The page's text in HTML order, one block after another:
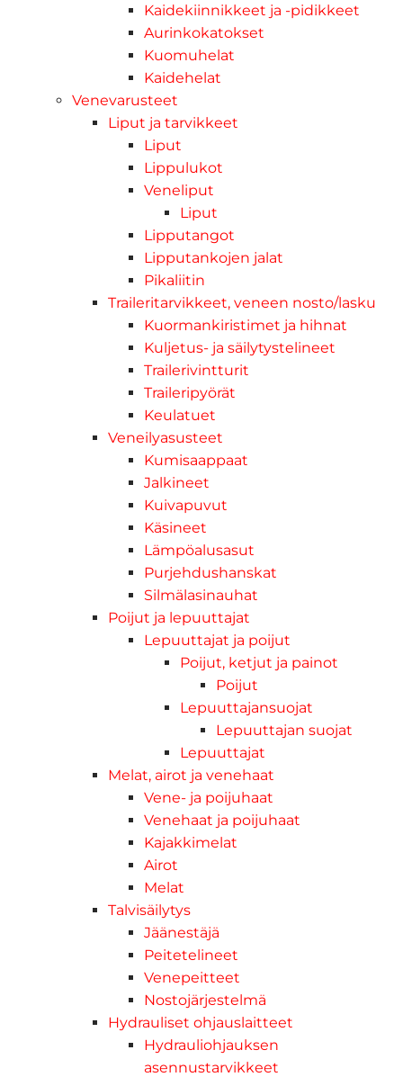
Kaidekiinnikkeet ja -pidikkeet
Aurinkokatokset
Kuomuhelat
Kaidehelat
Venevarusteet
Liput ja tarvikkeet
Liput
Lippulukot
Veneliput
Liput
Lipputangot
Lipputankojen jalat
Pikaliitin
Traileritarvikkeet, veneen nosto/lasku
Kuormankiristimet ja hihnat
Kuljetus- ja säilytystelineet
Trailerivintturit
Traileripyörät
Keulatuet
Veneilyasusteet
Kumisaappaat
Jalkineet
Kuivapuvut
Käsineet
Lämpöalusasut
Purjehdushanskat
Silmälasinauhat
Poijut ja lepuuttajat
Lepuuttajat ja poijut
Poijut, ketjut ja painot
Poijut
Lepuuttajansuojat
Lepuuttajan suojat
Lepuuttajat
Melat, airot ja venehaat
Vene- ja poijuhaat
Venehaat ja poijuhaat
Kajakkimelat
Airot
Melat
Talvisäilytys
Jäänestäjä
Peitetelineet
Venepeitteet
Nostojärjestelmä
Hydrauliset ohjauslaitteet
Hydrauliohjauksen
asennustarvikkeet